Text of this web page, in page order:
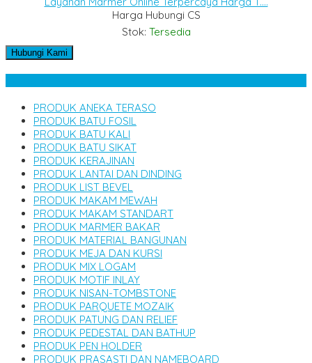
Harga Hubungi CS
Stok: Tersedia
Hubungi Kami
PRODUK ANEKA TERASO
PRODUK BATU FOSIL
PRODUK BATU KALI
PRODUK BATU SIKAT
PRODUK KERAJINAN
PRODUK LANTAI DAN DINDING
PRODUK LIST BEVEL
PRODUK MAKAM MEWAH
PRODUK MAKAM STANDART
PRODUK MARMER BAKAR
PRODUK MATERIAL BANGUNAN
PRODUK MEJA DAN KURSI
PRODUK MIX LOGAM
PRODUK MOTIF INLAY
PRODUK NISAN-TOMBSTONE
PRODUK PARQUETE MOZAIK
PRODUK PATUNG DAN RELIEF
PRODUK PEDESTAL DAN BATHUP
PRODUK PEN HOLDER
PRODUK PRASASTI DAN NAMEBOARD